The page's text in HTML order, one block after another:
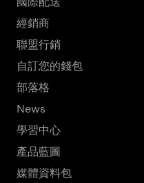
經銷商
聯盟行銷
自訂您的錢包
部落格
News
學習中心
產品藍圖
媒體資料包